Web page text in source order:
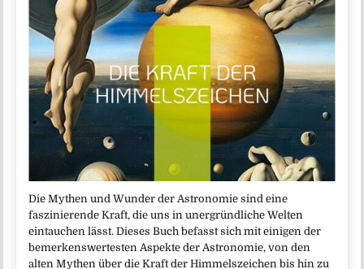
Die Mythen und Wunder der Astronomie sind eine
faszinierende Kraft, die uns in unergründliche Welten
eintauchen lässt. Dieses Buch befasst sich mit einigen der
bemerkenswertesten Aspekte der Astronomie, von den
alten Mythen über die Kraft der Himmelszeichen bis hin zu